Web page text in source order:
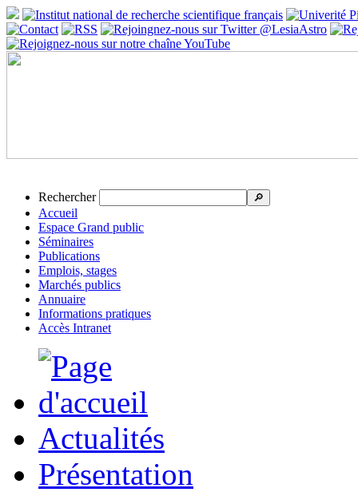
Rechercher 🔎
Accueil
Espace Grand public
Séminaires
Publications
Emplois, stages
Marchés publics
Annuaire
Informations pratiques
Accès Intranet
Actualités
Présentation